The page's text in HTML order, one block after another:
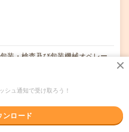
装・検査及び包装機械オペレー
眼剤の外観(傷がないか、…
/ 英語力不要
登録だけでもOK！履歴書不要
氏名・職種などを入力す…
シュ通知で受け取ろう！
ロード